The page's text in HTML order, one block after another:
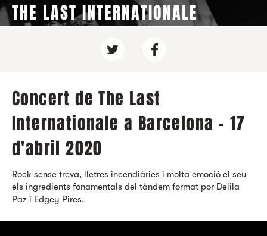
THE LAST INTERNATIONALE
Concert de The Last
Internationale a Barcelona - 17
d'abril 2020
Rock sense treva, lletres incendiàries i molta emoció el seu
els ingredients fonamentals del tàndem format por Delila
Paz i Edgey Pires.